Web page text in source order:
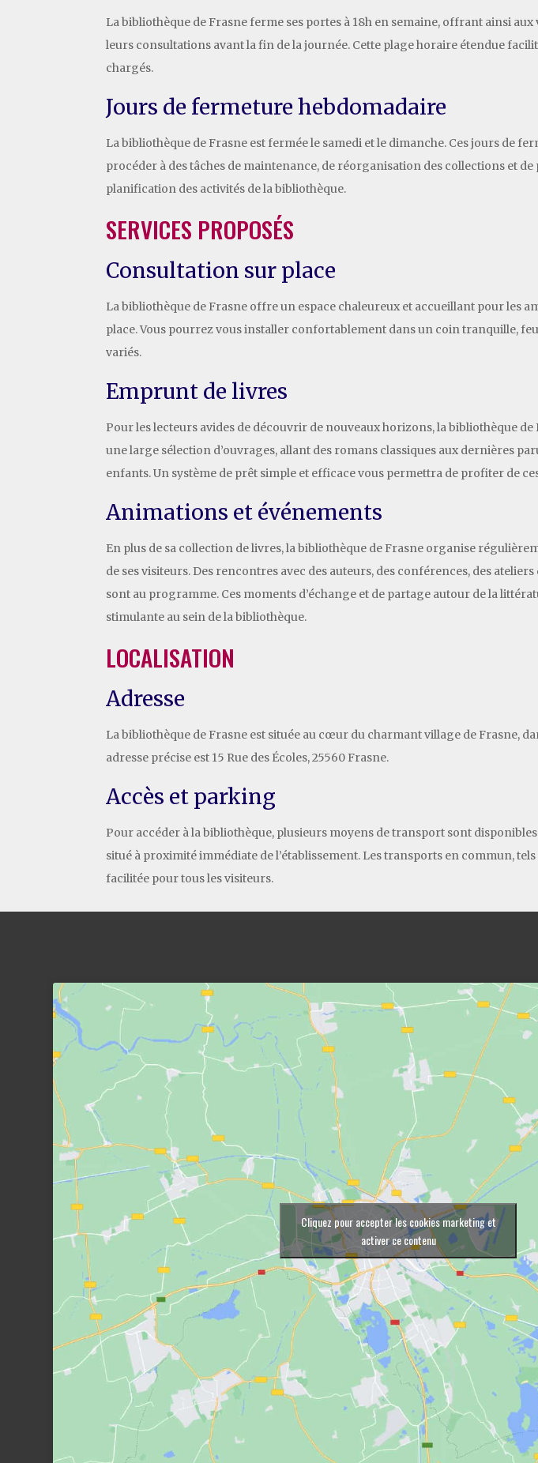
La bibliothèque de Frasne ferme ses portes à 18h en semaine, offrant ainsi
leurs consultations avant la fin de la journée. Cette plage horaire étendue
chargés.
Jours de fermeture hebdomadaire
La bibliothèque de Frasne est fermée le samedi et le dimanche. Ces jours de
procéder à des tâches de maintenance, de réorganisation des collections et
planification des activités de la bibliothèque.
SERVICES PROPOSÉS
Consultation sur place
La bibliothèque de Frasne offre un espace chaleureux et accueillant pour les
place. Vous pourrez vous installer confortablement dans un coin tranquille,
variés.
Emprunt de livres
Pour les lecteurs avides de découvrir de nouveaux horizons, la bibliothèque
une large sélection d’ouvrages, allant des romans classiques aux dernières
enfants. Un système de prêt simple et efficace vous permettra de profiter de
Animations et événements
En plus de sa collection de livres, la bibliothèque de Frasne organise
de ses visiteurs. Des rencontres avec des auteurs, des conférences, des
sont au programme. Ces moments d’échange et de partage autour de la
stimulante au sein de la bibliothèque.
LOCALISATION
Adresse
La bibliothèque de Frasne est située au cœur du charmant village de Frasne,
adresse précise est 15 Rue des Écoles, 25560 Frasne.
Accès et parking
Pour accéder à la bibliothèque, plusieurs moyens de transport sont
situé à proximité immédiate de l’établissement. Les transports en commun,
facilitée pour tous les visiteurs.
Cliquez pour accepter les cookies marketing et
activer ce contenu